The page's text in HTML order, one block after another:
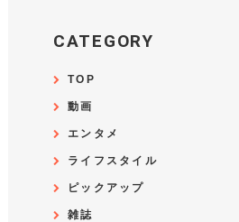
CATEGORY
TOP
動画
エンタメ
ライフスタイル
ピックアップ
雑誌